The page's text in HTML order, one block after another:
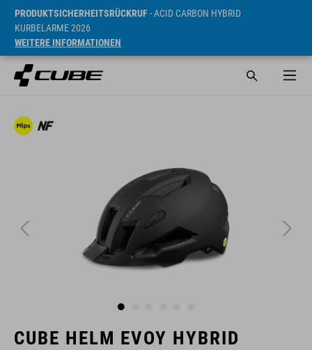
PRODUKTSICHERHEITSRÜCKRUF- ACID CARBON HYBRID
KURBELARME 2026
WEITERE INFORMATIONEN
CUBE HELM EVOY HYBRID